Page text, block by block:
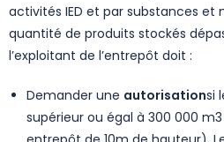
activités IED et par substances et
quantité de produits stockés
l’exploitant de l’entrepôt doit :
Demander une autorisationsi
supérieur ou égal à 300 000